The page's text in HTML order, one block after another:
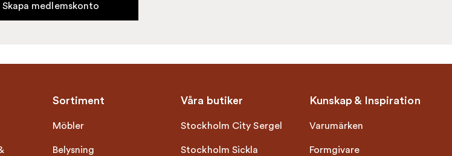
Skapa medlemskonto
Sortiment
Möbler
Belysning
Våra butiker
Stockholm City Sergel
Stockholm Sickla
Kunskap & Inspiration
Varumärken
Formgivare